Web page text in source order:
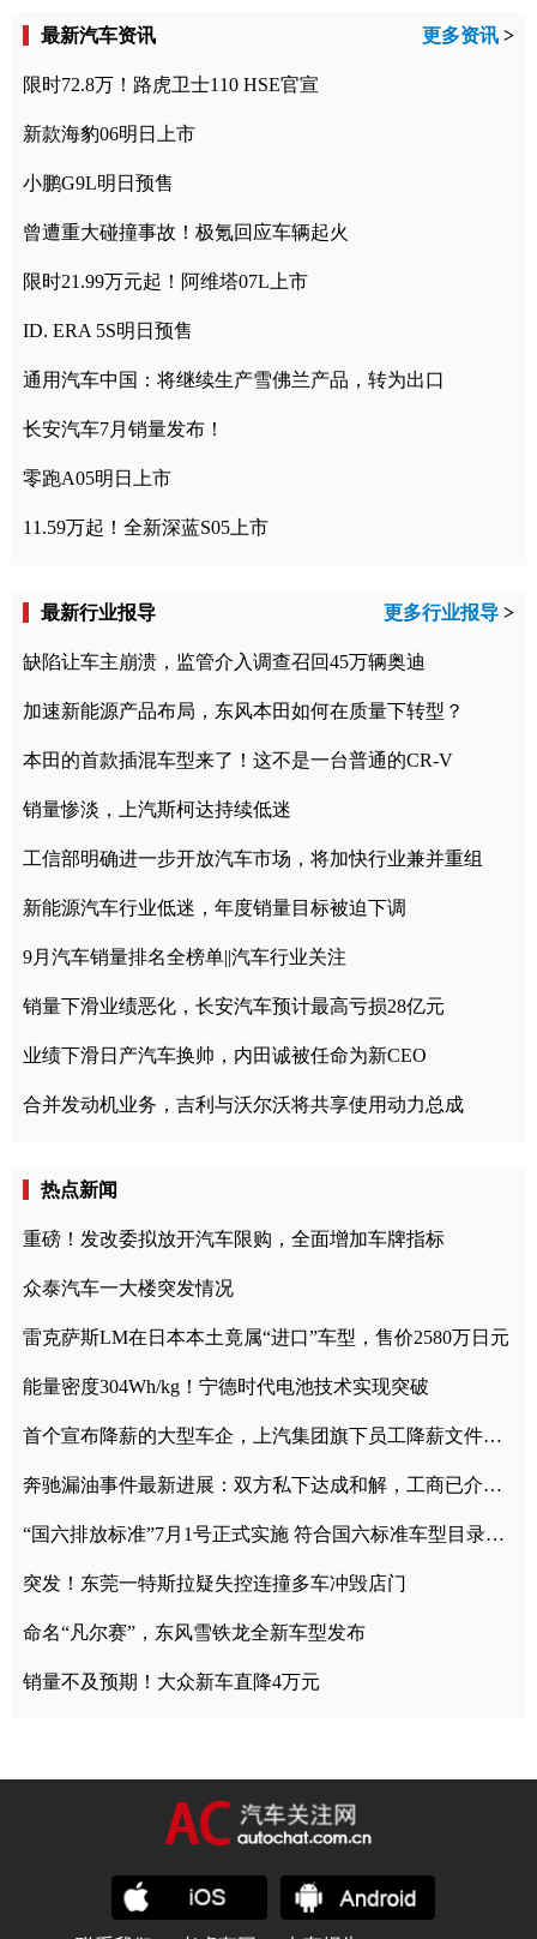
最新汽车资讯 更多资讯 >
限时72.8万！路虎卫士110 HSE官宣
新款海豹06明日上市
小鹏G9L明日预售
曾遭重大碰撞事故！极氪回应车辆起火
限时21.99万元起！阿维塔07L上市
ID. ERA 5S明日预售
通用汽车中国：将继续生产雪佛兰产品，转为出口
长安汽车7月销量发布！
零跑A05明日上市
11.59万起！全新深蓝S05上市
最新行业报导 更多行业报导 >
缺陷让车主崩溃，监管介入调查召回45万辆奥迪
加速新能源产品布局，东风本田如何在质量下转型？
本田的首款插混车型来了！这不是一台普通的CR-V
销量惨淡，上汽斯柯达持续低迷
工信部明确进一步开放汽车市场，将加快行业兼并重组
新能源汽车行业低迷，年度销量目标被迫下调
9月汽车销量排名全榜单||汽车行业关注
销量下滑业绩恶化，长安汽车预计最高亏损28亿元
业绩下滑日产汽车换帅，内田诚被任命为新CEO
合并发动机业务，吉利与沃尔沃将共享使用动力总成
热点新闻
重磅！发改委拟放开汽车限购，全面增加车牌指标
众泰汽车一大楼突发情况
雷克萨斯LM在日本本土竟属“进口”车型，售价2580万日元
能量密度304Wh/kg！宁德时代电池技术实现突破
首个宣布降薪的大型车企，上汽集团旗下员工降薪文件曝光
奔驰漏油事件最新进展：双方私下达成和解，工商已介入调查
“国六排放标准”7月1号正式实施 符合国六标准车型目录一览
突发！东莞一特斯拉疑失控连撞多车冲毁店门
命名“凡尔赛”，东风雪铁龙全新车型发布
销量不及预期！大众新车直降4万元